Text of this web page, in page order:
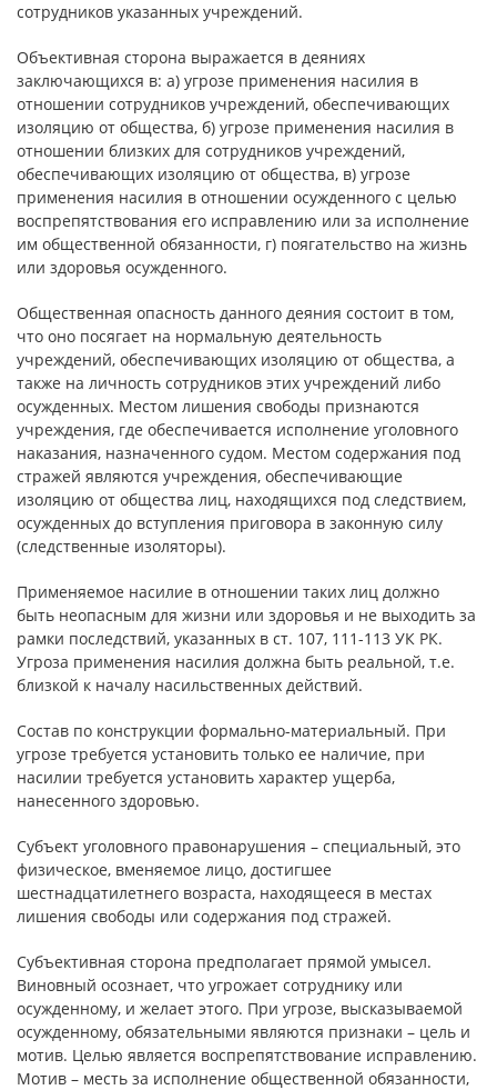
сотрудников указанных учреждений.
Объективная сторона выражается в деяниях
заключающихся в: а) угрозе применения насилия в
отношении сотрудников учреждений, обеспечивающих
изоляцию от общества, б) угрозе применения насилия в
отношении близких для сотрудников учреждений,
обеспечивающих изоляцию от общества, в) угрозе
применения насилия в отношении осужденного с целью
воспрепятствования его исправлению или за исполнение
им общественной обязанности, г) поягательство на жизнь
или здоровья осужденного.
Общественная опасность данного деяния состоит в том,
что оно посягает на нормальную деятельность
учреждений, обеспечивающих изоляцию от общества, а
также на личность сотрудников этих учреждений либо
осужденных. Местом лишения свободы признаются
учреждения, где обеспечивается исполнение уголовного
наказания, назначенного судом. Местом содержания под
стражей являются учреждения, обеспечивающие
изоляцию от общества лиц, находящихся под следствием,
осужденных до вступления приговора в законную силу
(следственные изоляторы).
Применяемое насилие в отношении таких лиц должно
быть неопасным для жизни или здоровья и не выходить за
рамки последствий, указанных в ст. 107, 111-113 УК РК.
Угроза применения насилия должна быть реальной, т.е.
близкой к началу насильственных действий.
Состав по конструкции формально-материальный. При
угрозе требуется установить только ее наличие, при
насилии требуется установить характер ущерба,
нанесенного здоровью.
Субъект уголовного правонарушения – специальный, это
физическое, вменяемое лицо, достигшее
шестнадцатилетнего возраста, находящееся в местах
лишения свободы или содержания под стражей.
Субъективная сторона предполагает прямой умысел.
Виновный осознает, что угрожает сотруднику или
осужденному, и желает этого. При угрозе, высказываемой
осужденному, обязательными являются признаки – цель и
мотив. Целью является воспрепятствование исправлению.
Мотив – месть за исполнение общественной обязанности,